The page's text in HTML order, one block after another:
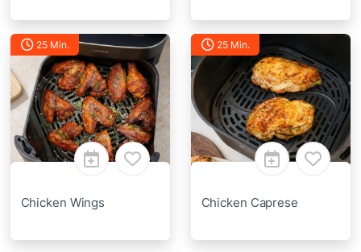
25 Min.
Chicken Wings
25 Min.
Chicken Caprese